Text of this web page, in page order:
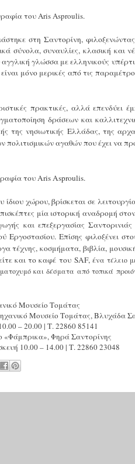
στη Σαντορίνη,
σύνολα, συναυλίες, κλασική και
γλώσσα με ελληνικούς
είναι μόνο μερικές από τις
πρακτικές, αλλά επενδύει
δράσεων και
της νησιωτικής Ελλάδας, της
πολιτισμικών αγαθών που έχει να
χώρου, βρίσκεται σε
μία ιστορική αναδρομή
και επεξεργασίας
Επίσης φιλοξένει
τέχνης, κοσμήματα, βιβλία,
και το καφέ του SAF, ένα τέλειο
και δέσματα από τοπικά
Μουσείο Τομάτας
Μουσείο Τομάτας, Βλυχάδα
– 20.00 | Τ. 22860 85141
«Φάμπρικα», Φηρά Σαντορίνης
10.00 – 14.00 | Τ. 22860 23048